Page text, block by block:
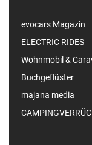
evocars Magazin
ELECTRIC RIDES
Wohnmobil &
Buchgeflüster
majana media